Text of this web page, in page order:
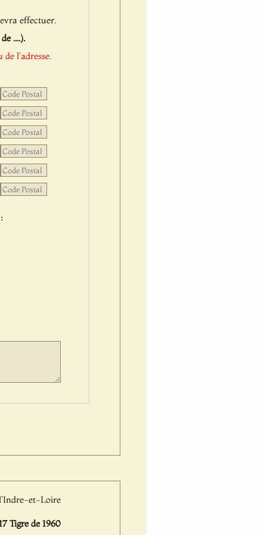
effectuer.
....).
l'adresse.
l'Indre-et-Loire
Tigre de 1960